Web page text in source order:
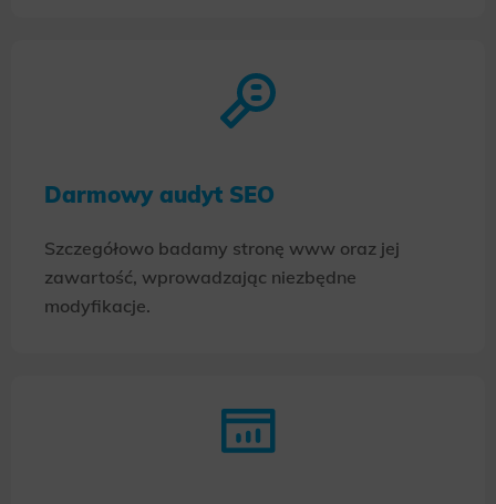
Darmowy audyt SEO
Szczegółowo badamy stronę www oraz jej
zawartość, wprowadzając niezbędne
modyfikacje.